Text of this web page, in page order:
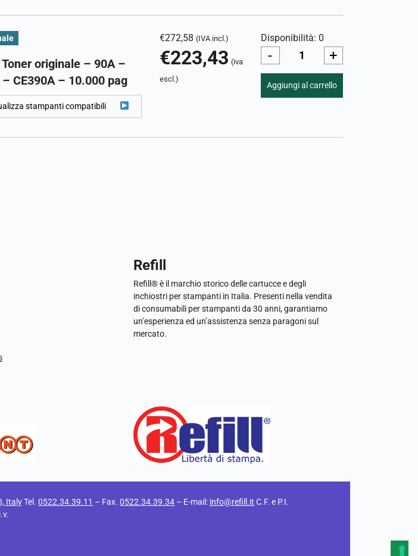
originale – 90A –
CE390A – 10.000 pag
stampanti compatibili
€272,58 (IVA incl.)
€223,43 (iva
escl.)
Disponibilità: 0
- +
Aggiungi al carrello
Refill
Refill® è il marchio storico delle cartucce e degli
inchiostri per stampanti in Italia. Presenti nella vendita
di consumabili per stampanti da 30 anni, garantiamo
un’esperienza ed un’assistenza senza paragoni sul
mercato.
ItalyTel. 0522.34.39.11 – Fax. 0522.34.39.34 – E-mail: info@refill.it C.F. e P.I.